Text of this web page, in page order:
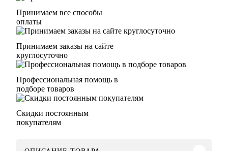
Принимаем все способы
оплаты
Принимаем заказы на сайте
круглосуточно
Профессиональная помощь в
подборе товаров
Скидки постоянным
покупателям